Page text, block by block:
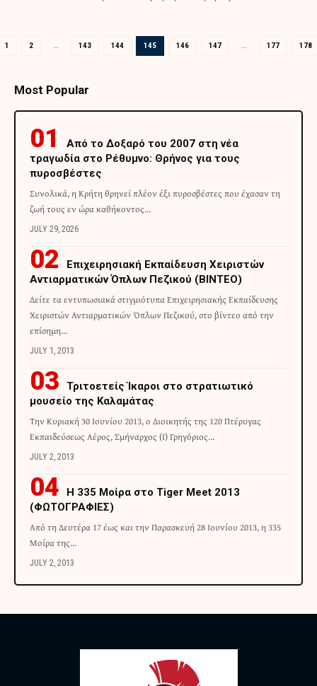
1 2 … 143 144 145 146 147 … 177 178
Most Popular
Από το Δοξαρό του 2007 στη νέα
τραγωδία στο Ρέθυμνο: Θρήνος για τους
πυροσβέστες
Συνολικά, η Κρήτη θρηνεί πλέον έξι πυροσβέστες που έχασαν τη
ζωή τους εν ώρα καθήκοντος…
JULY 29, 2026
Επιχειρησιακή Εκπαίδευση Χειριστών
Αντιαρματικών Όπλων Πεζικού (ΒΙΝΤΕΟ)
Δείτε τα εντυπωσιακά στιγμιότυπα Επιχειρησιακής Εκπαίδευσης
Χειριστών Αντιαρματικών Όπλων Πεζικού, στο βίντεο από την
επίσημη…
JULY 1, 2013
Τριτοετείς Ίκαροι στο στρατιωτικό
μουσείο της Καλαμάτας
Την Κυριακή 30 Ιουνίου 2013, ο Διοικητής της 120 Πτέρυγας
Εκπαιδεύσεως Αέρος, Σμήναρχος (Ι) Γρηγόριος…
JULY 2, 2013
H 335 Μοίρα στο Tiger Meet 2013
(ΦΩΤΟΓΡΑΦΙΕΣ)
Από τη Δευτέρα 17 έως και την Παρασκευή 28 Ιουνίου 2013, η 335
Μοίρα της…
JULY 2, 2013